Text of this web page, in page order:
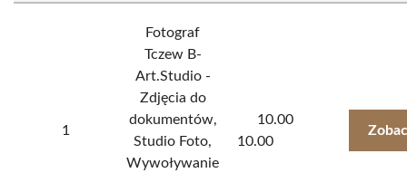
1
Fotograf
Tczew B-
Art.Studio -
Zdjęcia do
dokumentów,
Studio Foto,
Wywoływanie
10.00
10.00